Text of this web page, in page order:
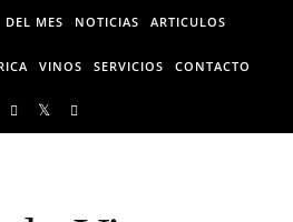
MES NOTICIAS ARTICULOS
VINOS SERVICIOS CONTACTO